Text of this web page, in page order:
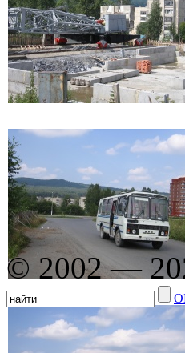
© 2002 —